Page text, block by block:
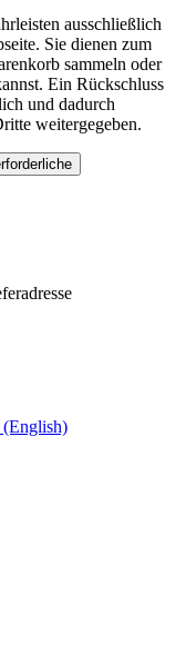
ausschließlich
Sie dienen zum
sammeln oder
Ein Rückschluss
und dadurch
weitergegeben.